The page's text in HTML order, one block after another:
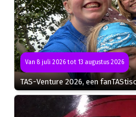
Van 8 juli 2026 tot 13 augustus 2026
TAS-Venture 2026, een